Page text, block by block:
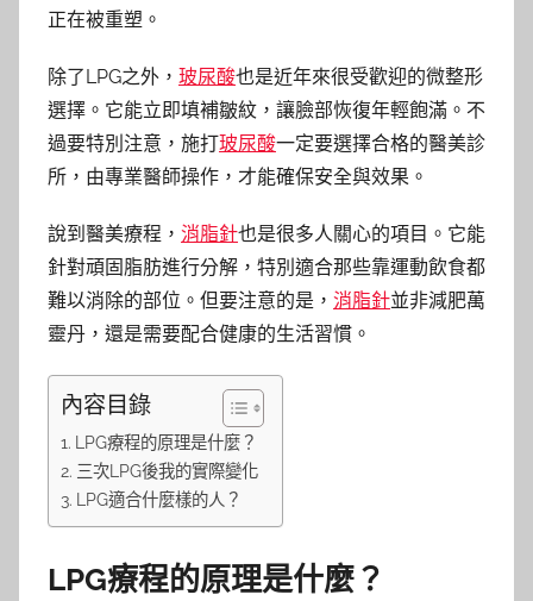
正在被重塑。
除了LPG之外， 玻尿酸也是近年來很受歡迎的微整形
選擇。它能立即填補皺紋，讓臉部恢復年輕飽滿。不
過要特別注意，施打玻尿酸一定要選擇合格的醫美診
所，由專業醫師操作，才能確保安全與效果。
說到醫美療程， 消脂針也是很多人關心的項目。它能
針對頑固脂肪進行分解，特別適合那些靠運動飲食都
難以消除的部位。但要注意的是， 消脂針並非減肥萬
靈丹，還是需要配合健康的生活習慣。
內容目錄
LPG療程的原理是什麼？
三次LPG後我的實際變化
LPG適合什麼樣的人？
LPG療程的原理是什麼？